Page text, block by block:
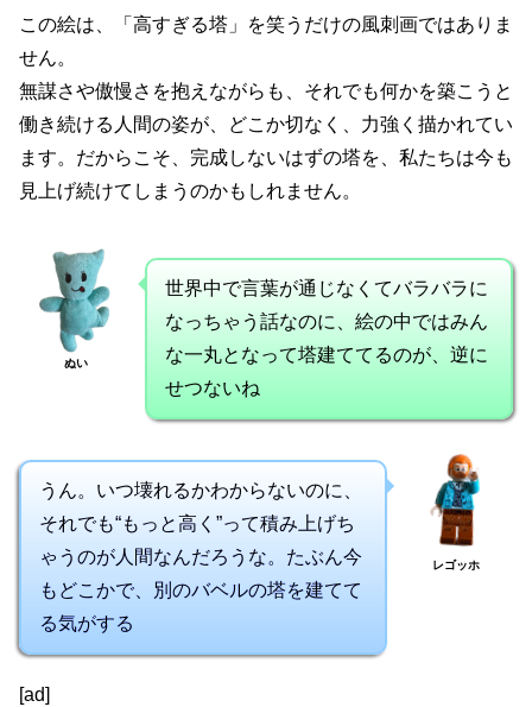
この絵は、「高すぎる塔」を笑うだけの風刺画ではありま
せん。
無謀さや傲慢さを抱えながらも、それでも何かを築こうと
働き続ける人間の姿が、どこか切なく、力強く描かれてい
ます。だからこそ、完成しないはずの塔を、私たちは今も
見上げ続けてしまうのかもしれません。
ぬい
世界中で言葉が通じなくてバラバラに
なっちゃう話なのに、絵の中ではみん
な一丸となって塔建ててるのが、逆に
せつないね
うん。いつ壊れるかわからないのに、
それでも“もっと高く”って積み上げち
ゃうのが人間なんだろうな。たぶん今
もどこかで、別のバベルの塔を建てて
る気がする
レゴッホ
[ad]